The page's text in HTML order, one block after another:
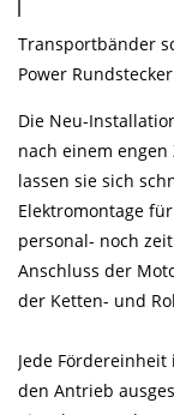
Transportbänder
Power
Die Neu-
nach einem
lassen sie sich
Elektromontage
personal- noch
Anschluss der
der Ketten- und
Jede
den Antrieb